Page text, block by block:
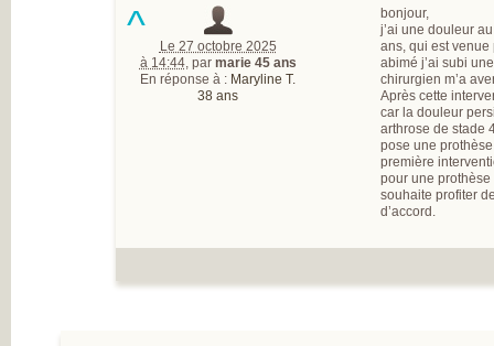
^
Le 27 octobre 2025
à 14:44, par marie 45 ans
En réponse à : Maryline T.
38 ans
bonjour,
j’ai une douleur
ans, qui est
abimé j’ai subi
chirurgien m’a
Après cette
car la douleur
arthrose de stade
pose une
première
pour une
souhaite profiter
d’accord.